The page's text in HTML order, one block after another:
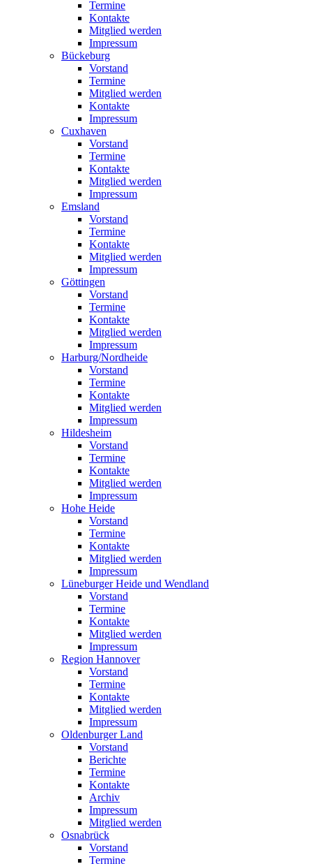
Termine
Kontakte
Mitglied werden
Impressum
Bückeburg
Vorstand
Termine
Mitglied werden
Kontakte
Impressum
Cuxhaven
Vorstand
Termine
Kontakte
Mitglied werden
Impressum
Emsland
Vorstand
Termine
Kontakte
Mitglied werden
Impressum
Göttingen
Vorstand
Termine
Kontakte
Mitglied werden
Impressum
Harburg/Nordheide
Vorstand
Termine
Kontakte
Mitglied werden
Impressum
Hildesheim
Vorstand
Termine
Kontakte
Mitglied werden
Impressum
Hohe Heide
Vorstand
Termine
Kontakte
Mitglied werden
Impressum
Lüneburger Heide und Wendland
Vorstand
Termine
Kontakte
Mitglied werden
Impressum
Region Hannover
Vorstand
Termine
Kontakte
Mitglied werden
Impressum
Oldenburger Land
Vorstand
Berichte
Termine
Kontakte
Archiv
Impressum
Mitglied werden
Osnabrück
Vorstand
Termine